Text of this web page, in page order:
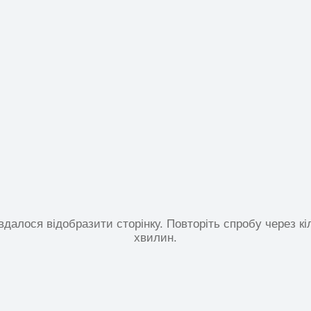
відобразити сторінку. Повторіть спробу через
хвилин.